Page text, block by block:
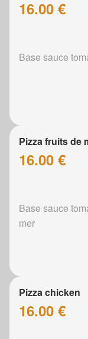
16.00 €
Base sauce
Pizza fruits de
16.00 €
Base sauce
mer
Pizza chicken
16.00 €